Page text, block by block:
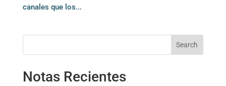
canales que los...
Search
Notas Recientes